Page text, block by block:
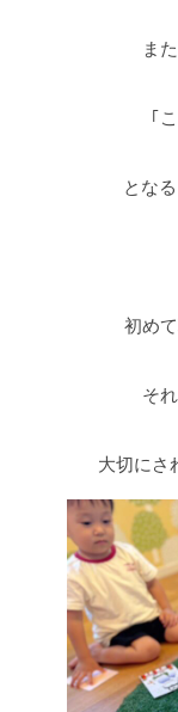
ま
｢
とな
初め
そ
大切にさ